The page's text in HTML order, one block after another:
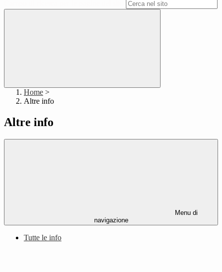
Home >
Altre info
Altre info
Menu di
navigazione
Tutte le info